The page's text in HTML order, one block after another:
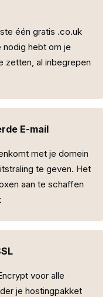
één gratis .co.uk
nodig hebt om je
zetten, al inbegrepen
E-mail
met je domein
te geven. Het
aan te schaffen
voor alle
je hostingpakket